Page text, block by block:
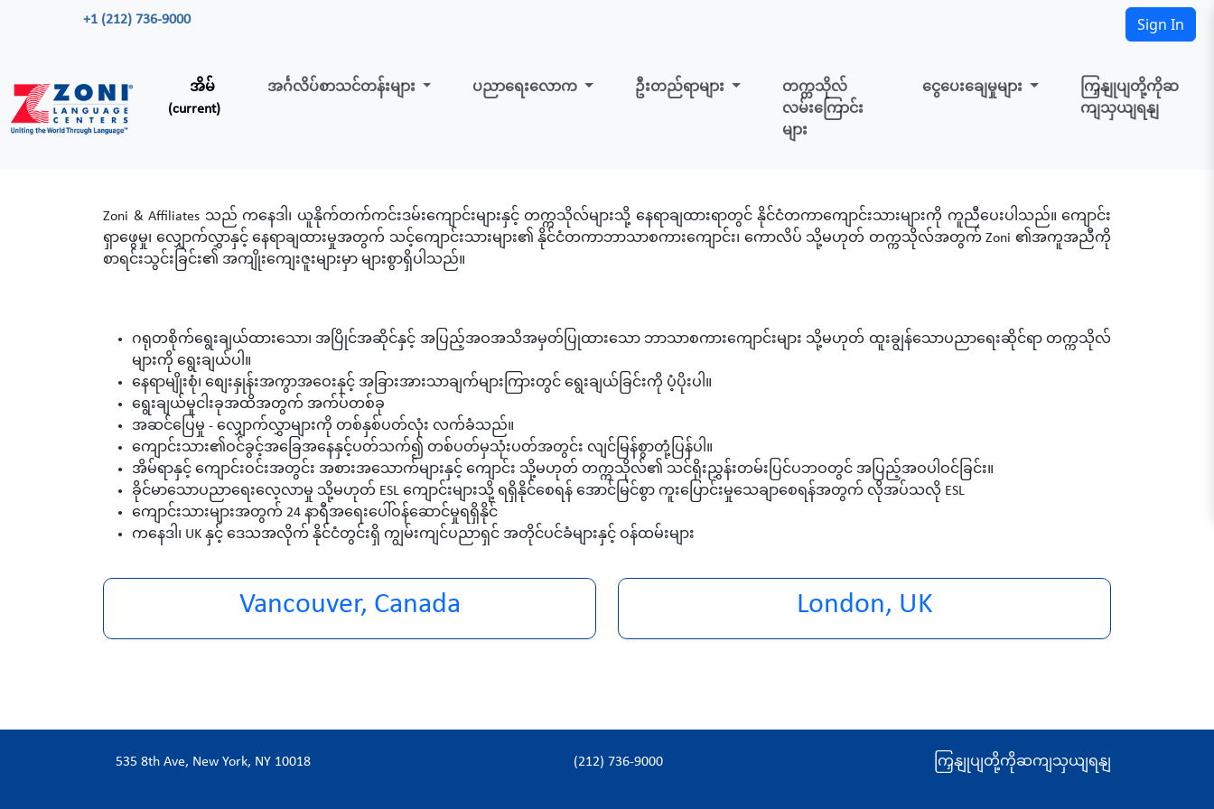
+1 (212) 736-9000 Sign In
အိမ်
(current)
အင်္ဂလိပ်စာသင်တန်းများ ပညာရေးလောက ဦးတည်ရာများ
တက္ကသိုလ်
လမ်းကြောင်း
များ
ငွေပေးချေမှုများ
ကြှနျုပျတို့ကိုဆ
ကျသှယျရနျ
Zoni & Affiliates သည် ကနေဒါ၊ ယူနိုက်တက်ကင်းဒမ်းကျောင်းများနှင့် တက္ကသိုလ်များသို့ နေရာချထားရာတွင် နိုင်ငံတကာကျောင်းသားများကို ကူညီပေးပါသည်။ ကျောင်း
ရှာဖွေမှု၊ လျှောက်လွှာနှင့် နေရာချထားမှုအတွက် သင့်ကျောင်းသားများ၏ နိုင်ငံတကာဘာသာစကားကျောင်း၊ ကောလိပ် သို့မဟုတ် တက္ကသိုလ်အတွက် Zoni ၏အကူအညီကို
စာရင်းသွင်းခြင်း၏ အကျိုးကျေးဇူးများမှာ များစွာရှိပါသည်။
ဂရုတစိုက်ရွေးချယ်ထားသော၊ အပြိုင်အဆိုင်နှင့် အပြည့်အဝအသိအမှတ်ပြုထားသော ဘာသာစကားကျောင်းများ သို့မဟုတ် ထူးချွန်သောပညာရေးဆိုင်ရာ တက္ကသိုလ်
များကို ရွေးချယ်ပါ။
နေရာမျိုးစုံ၊ စျေးနှုန်းအကွာအဝေးနှင့် အခြားအားသာချက်များကြားတွင် ရွေးချယ်ခြင်းကို ပံ့ပိုးပါ။
ရွေးချယ်မှုငါးခုအထိအတွက် အက်ပ်တစ်ခု
အဆင်ပြေမှု - လျှောက်လွှာများကို တစ်နှစ်ပတ်လုံး လက်ခံသည်။
ကျောင်းသား၏ဝင်ခွင့်အခြေအနေနှင့်ပတ်သက်၍ တစ်ပတ်မှသုံးပတ်အတွင်း လျင်မြန်စွာတုံ့ပြန်ပါ။
အိမ်ရာနှင့် ကျောင်းဝင်းအတွင်း အစားအသောက်များနှင့် ကျောင်း သို့မဟုတ် တက္ကသိုလ်၏ သင်ရိုးညွှန်းတမ်းပြင်ပဘဝတွင် အပြည့်အဝပါဝင်ခြင်း။
ခိုင်မာသောပညာရေးလေ့လာမှု သို့မဟုတ် ESL ကျောင်းများသို့ ရရှိနိုင်စေရန် အောင်မြင်စွာ ကူးပြောင်းမှုသေချာစေရန်အတွက် လိုအပ်သလို ESL
ကျောင်းသားများအတွက် 24 နာရီအရေးပေါ်ဝန်ဆောင်မှုရရှိနိုင်
ကနေဒါ၊ UK နှင့် ဒေသအလိုက် နိုင်ငံတွင်းရှိ ကျွမ်းကျင်ပညာရှင် အတိုင်ပင်ခံများနှင့် ဝန်ထမ်းများ
Vancouver, Canada London, UK
535 8th Ave, New York, NY 10018 (212) 736-9000 ကြှနျုပျတို့ကိုဆကျသှယျရနျ